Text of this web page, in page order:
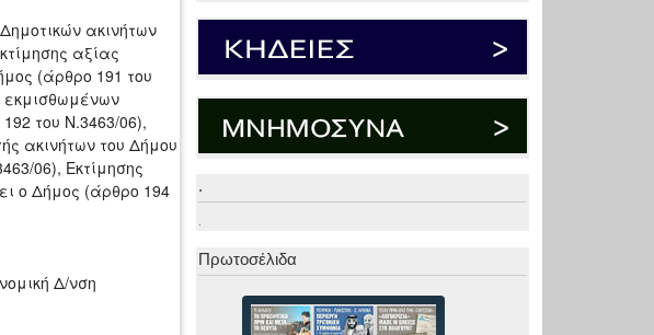
ακινήτων
αξίας
(άρθρο 191 του
εκμισθωμένων
του Ν.3463/06),
ακινήτων του Δήμου
06), Εκτίμησης
ο Δήμος (άρθρο 194
Δ/νση
.
.
Πρωτοσέλιδα